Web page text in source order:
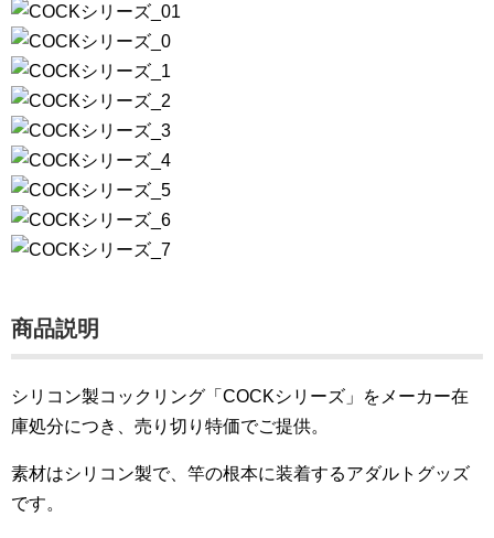
商品説明
シリコン製コックリング「COCKシリーズ」をメーカー在
庫処分につき、売り切り特価でご提供。
素材はシリコン製で、竿の根本に装着するアダルトグッズ
です。